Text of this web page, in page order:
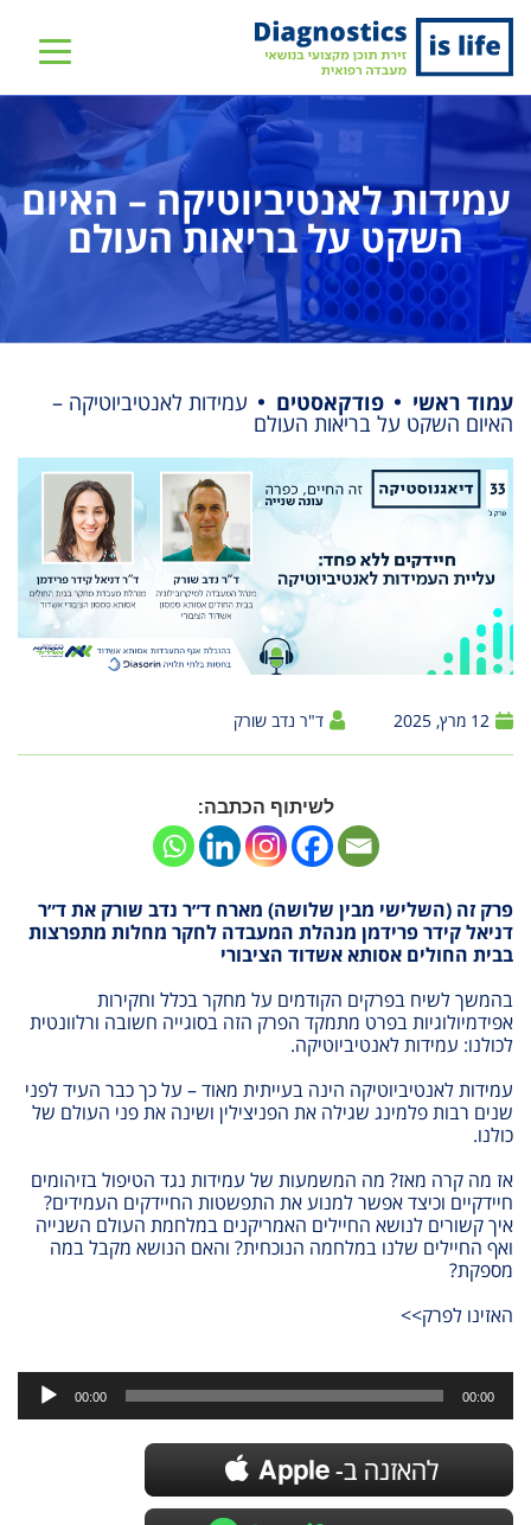
שִׂים
בְּאֲתָר
מֻפְעֶלֶת
מַעֲרֶכֶת
נָגִישׁ
בִּקְלִיק
הַמְּסַיַּעַת
לִנְגִישׁוּת
הָאֲתָר.
עמידות לאנטיביוטיקה – האיום
השקט על בריאות העולם
עמוד ראשי פודקאסטים עמידות לאנטיביוטיקה –
האיום השקט על בריאות העולם
12 מרץ, 2025 ד"ר נדב שורק
לשיתוף הכתבה:
פרק זה (השלישי מבין שלושה) מארח ד״ר נדב שורק את ד״ר
דניאל קידר פרידמן מנהלת המעבדה לחקר מחלות מתפרצות
בבית החולים אסותא אשדוד הציבורי
בהמשך לשיח בפרקים הקודמים על מחקר בכלל וחקירות
אפידמיולוגיות בפרט מתמקד הפרק הזה בסוגייה חשובה ורלוונטית
לכולנו: עמידות לאנטיביוטיקה.
עמידות לאנטיביוטיקה הינה בעייתית מאוד – על כך כבר העיד לפני
שנים רבות פלמינג שגילה את הפניצילין ושינה את פני העולם של
כולנו.
אז מה קרה מאז? מה המשמעות של עמידות נגד הטיפול בזיהומים
חיידקיים וכיצד אפשר למנוע את התפשטות החיידקים העמידים?
איך קשורים לנושא החיילים האמריקנים במלחמת העולם השנייה
ואף החיילים שלנו במלחמה הנוכחית? והאם הנושא מקבל במה
מספקת?
האזינו לפרק>>
נגן
אודיו 00:00 00:00